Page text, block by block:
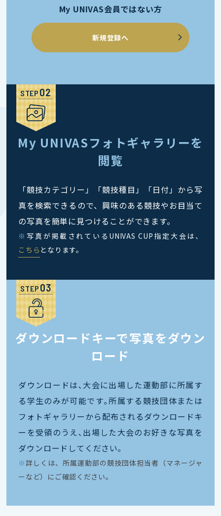
My UNIVAS会員ではない方
新規登録へ
STEP
My UNIVASフォトギャラリーを
閲覧
「競技カテゴリー」「競技種目」「日付」から写
真を検索できるので、興味のある競技やお目当て
の写真を簡単に見つけることができます。
※ 写真が掲載されているUNIVAS CUP指定大会は、
こちら となります。
STEP
ダウンロードキーで写真をダウン
ロード
ダウンロードは､大会に出場した運動部に所属す
る学生のみが可能です｡所属する競技団体または
フォトギャラリーから配布されるダウンロードキ
ーを受領のうえ､出場した大会のお好きな写真を
ダウンロードしてください｡
※ 詳しくは、所属運動部の競技団体担当者（マネージャ
ーなど）にご確認ください。